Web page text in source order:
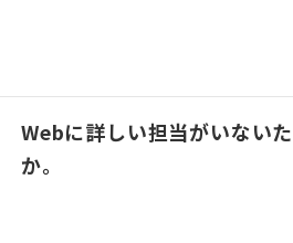
Webに詳しい担当がいない
か。